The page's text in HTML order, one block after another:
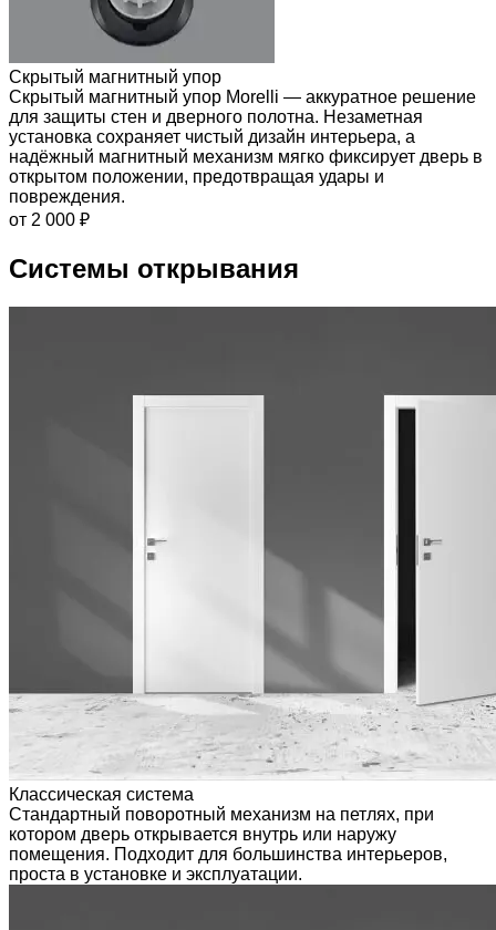
Скрытый магнитный упор
Скрытый магнитный упор Morelli — аккуратное решение
для защиты стен и дверного полотна. Незаметная
установка сохраняет чистый дизайн интерьера, а
надёжный магнитный механизм мягко фиксирует дверь в
открытом положении, предотвращая удары и
повреждения.
от 2 000 ₽
Системы открывания
Классическая система
Стандартный поворотный механизм на петлях, при
котором дверь открывается внутрь или наружу
помещения. Подходит для большинства интерьеров,
проста в установке и эксплуатации.